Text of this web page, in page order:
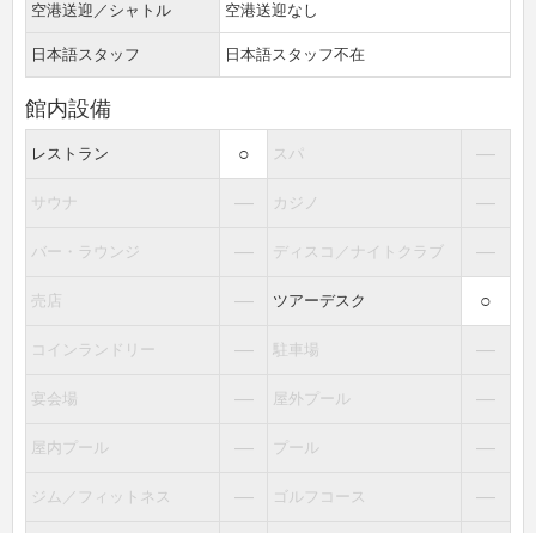
空港送迎／シャトル 空港送迎なし
日本語スタッフ 日本語スタッフ不在
館内設備
レストラン ○ スパ ―
サウナ ― カジノ ―
バー・ラウンジ ― ディスコ／ナイトクラブ ―
売店 ― ツアーデスク ○
コインランドリー ― 駐車場 ―
宴会場 ― 屋外プール ―
屋内プール ― プール ―
ジム／フィットネス ― ゴルフコース ―